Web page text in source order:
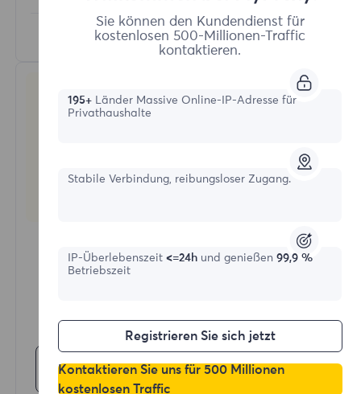
Erfahren Sie mehr
Startformular
Jetzt kaufen
Sie können den Kundendienst für
kostenlosen 500-Millionen-Traffic
kontaktieren.
195+ Länder Massive Online-IP-Adresse für
Privathaushalte
Stabile Verbindung, reibungsloser Zugang.
IP-Überlebenszeit<=24h und genießen99,9 %
Betriebszeit
Registrieren Sie sich jetzt
Kontaktieren Sie uns für 500 Millionen
kostenlosen Traffic